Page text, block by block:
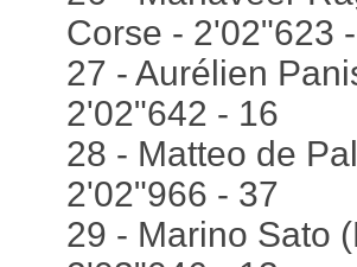
Corse - 2'02"623
27 - Aurélien
2'02"642 - 16
28 - Matteo de
2'02"966 - 37
29 - Marino Sato